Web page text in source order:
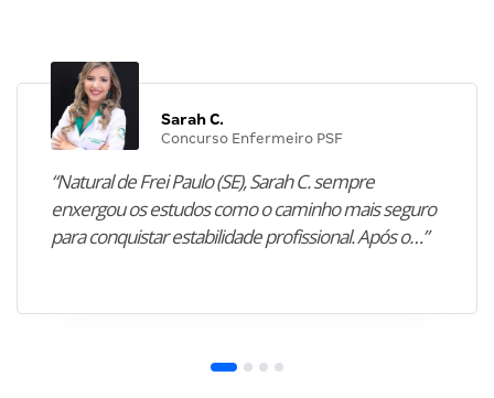
Sarah C.
Concurso Enfermeiro PSF
“Natural de Frei Paulo (SE), Sarah C. sempre
enxergou os estudos como o caminho mais seguro
para conquistar estabilidade profissional. Após o…”